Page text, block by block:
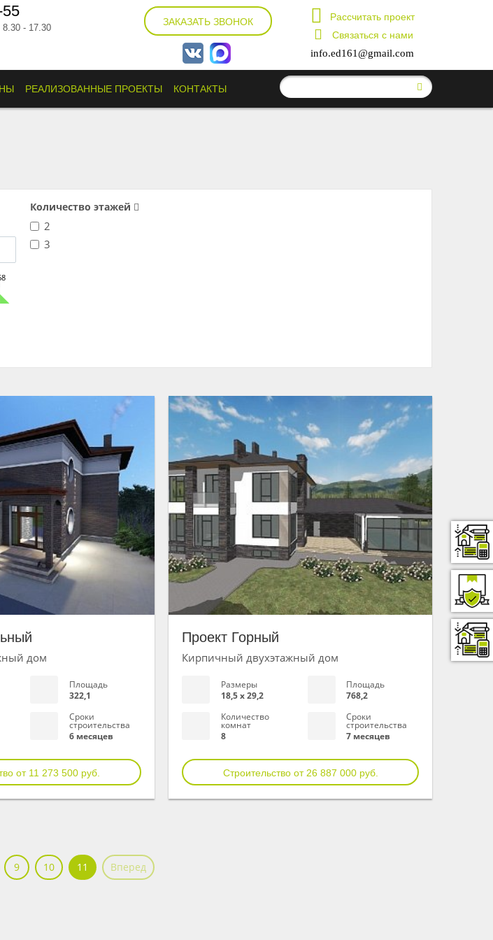
8.30 - 17.30
ЗАКАЗАТЬ ЗВОНОК
Рассчитать проект
Связаться с нами
info.ed161@gmail.com
РЕАЛИЗОВАННЫЕ ПРОЕКТЫ КОНТАКТЫ
Количество этажей
2
3
дом
Площадь
322,1
Сроки
строительства
6 месяцев
от 11 273 500 руб.
Проект Горный
Кирпичный двухэтажный дом
Размеры
18,5 х 29,2
Площадь
768,2
Количество
комнат
8
Сроки
строительства
7 месяцев
Строительство от 26 887 000 руб.
9 10 11 Вперед